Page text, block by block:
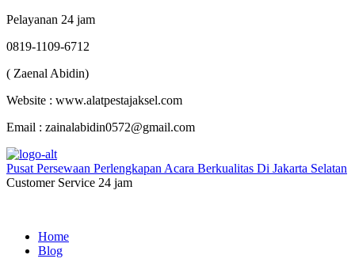
Pelayanan 24 jam
0819-1109-6712
( Zaenal Abidin)
Website : www.alatpestajaksel.com
Email : zainalabidin0572@gmail.com
Pusat Persewaan Perlengkapan Acara Berkualitas Di Jakarta Selatan
Customer Service 24 jam
Home
Blog